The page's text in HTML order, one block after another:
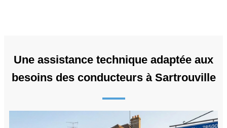
Une assistance technique adaptée aux
besoins des conducteurs à Sartrouville